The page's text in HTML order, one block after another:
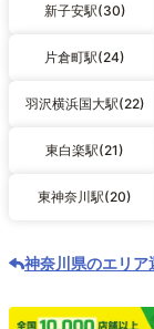
新子安駅(30)
片倉町駅(24)
羽沢横浜国大駅(22)
東白楽駅(21)
東神奈川駅(20)
神奈川県のエリア